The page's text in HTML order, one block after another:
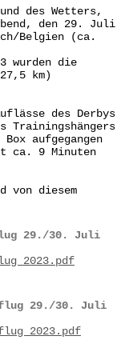
des Wetters,
den 29. Juli
Belgien (ca.
wurden die
km)
des Derbys
Trainingshängers
aufgegangen
ca. 9 Minuten
von diesem
29./30. Juli
2023.pdf
29./30. Juli
2023.pdf